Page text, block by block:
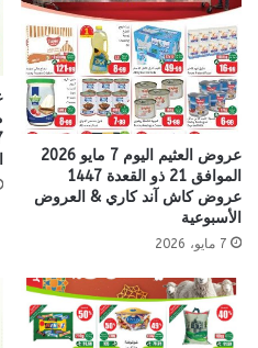
عروض العثيم اليوم 7 مايو 2026
الموافق 21 ذو القعدة 1447
عروض كاش آند كاري & العروض
الأسبوعية
7 مايو، 2026